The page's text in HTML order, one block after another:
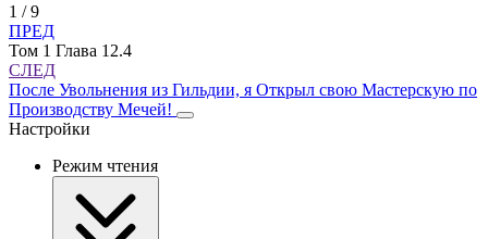
1 / 9
ПРЕД
Том 1 Глава 12.4
СЛЕД
После Увольнения из Гильдии, я Открыл свою Мастерскую по
Производству Мечей!
Настройки
Режим чтения